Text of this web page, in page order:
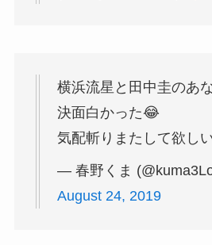
横浜流星と田中圭のあ
決面白かった😂
気配斬りまたして欲しい
— 春野くま
August 24, 2019